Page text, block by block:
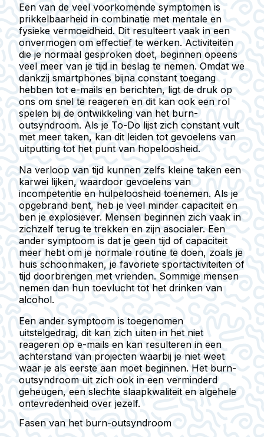
Een van de veel voorkomende symptomen is
prikkelbaarheid in combinatie met mentale en
fysieke vermoeidheid. Dit resulteert vaak in een
onvermogen om effectief te werken. Activiteiten
die je normaal gesproken doet, beginnen opeens
veel meer van je tijd in beslag te nemen. Omdat we
dankzij smartphones bijna constant toegang
hebben tot e-mails en berichten, ligt de druk op
ons om snel te reageren en dit kan ook een rol
spelen bij de ontwikkeling van het burn-
outsyndroom. Als je To-Do lijst zich constant vult
met meer taken, kan dit leiden tot gevoelens van
uitputting tot het punt van hopeloosheid.
Na verloop van tijd kunnen zelfs kleine taken een
karwei lijken, waardoor gevoelens van
incompetentie en hulpeloosheid toenemen. Als je
opgebrand bent, heb je veel minder capaciteit en
ben je explosiever. Mensen beginnen zich vaak in
zichzelf terug te trekken en zijn asocialer. Een
ander symptoom is dat je geen tijd of capaciteit
meer hebt om je normale routine te doen, zoals je
huis schoonmaken, je favoriete sportactiviteiten of
tijd doorbrengen met vrienden. Sommige mensen
nemen dan hun toevlucht tot het drinken van
alcohol.
Een ander symptoom is toegenomen
uitstelgedrag, dit kan zich uiten in het niet
reageren op e-mails en kan resulteren in een
achterstand van projecten waarbij je niet weet
waar je als eerste aan moet beginnen. Het burn-
outsyndroom uit zich ook in een verminderd
geheugen, een slechte slaapkwaliteit en algehele
ontevredenheid over jezelf.
Fasen van het burn-outsyndroom